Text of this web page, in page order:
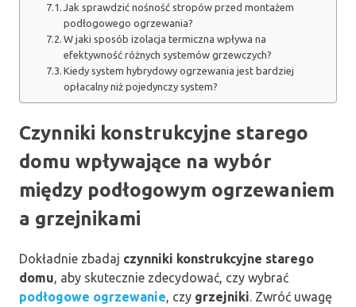
Jak sprawdzić nośność stropów przed montażem
podłogowego ogrzewania?
W jaki sposób izolacja termiczna wpływa na
efektywność różnych systemów grzewczych?
Kiedy system hybrydowy ogrzewania jest bardziej
opłacalny niż pojedynczy system?
Czynniki konstrukcyjne starego
domu wpływające na wybór
między podłogowym ogrzewaniem
a grzejnikami
Dokładnie zbadaj czynniki konstrukcyjne starego
domu, aby skutecznie zdecydować, czy wybrać
podłogowe ogrzewanie, czy grzejniki. Zwróć uwagę